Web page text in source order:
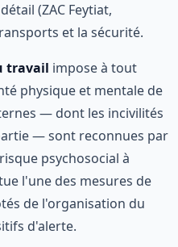
(ZAC Feytiat,
et la sécurité.
travail impose à tout
physique et mentale de
— dont les incivilités
— sont reconnues par
psychosocial à
l'une des mesures de
de l'organisation du
d'alerte.